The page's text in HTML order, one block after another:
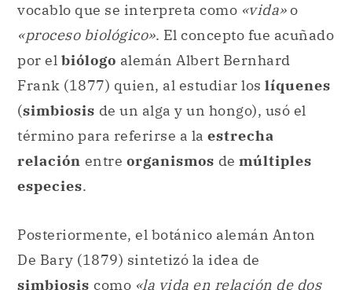
vocablo que se interpreta como «vida»o
«proceso biológico». El concepto fue acuñado
por el biólogo alemán Albert Bernhard
Frank (1877) quien, al estudiar los líquenes
(simbiosis de un alga y un hongo), usó el
término para referirse a la estrecha
relación entre organismos de múltiples
especies.
Posteriormente, el botánico alemán Anton
De Bary (1879) sintetizó la idea de
simbiosis como «la vida en relación de dos